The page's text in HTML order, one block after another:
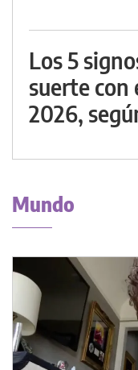
Los 5
suerte con
2026,
Mundo